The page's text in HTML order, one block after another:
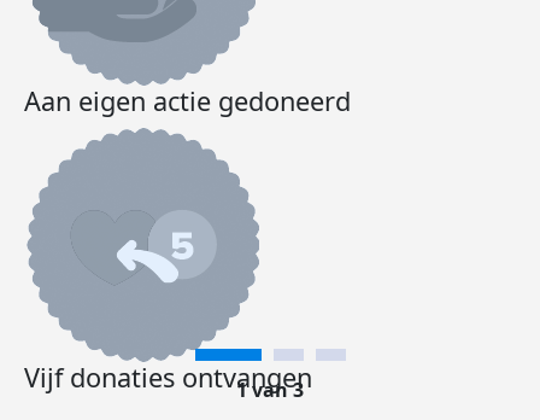
Aan eigen actie gedoneerd
Vijf donaties ontvangen
1 van 3